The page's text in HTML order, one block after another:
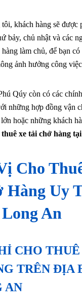
khách hàng sẽ được
bảy, chủ nhật và các
làm chủ, để bạn có
ảnh hưởng công
Qúy còn có các
những hợp đồng vận
hoặc những khách
xe tải chở hàng
Cho
Hàng Uy
An
CHO
TRÊN ĐỊA
AN